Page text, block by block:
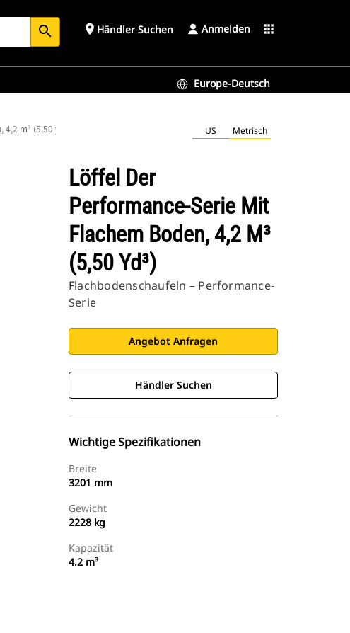
search place Händler Suchen Anmelden apps
Europe-Deutsch
m³ (5,50 yd³) US Metrisch
Löffel Der
Performance-Serie Mit
Flachem Boden, 4,2 M³
(5,50 Yd³)
Flachbodenschaufeln – Performance-
Serie
Angebot Anfragen
Händler Suchen
Wichtige Spezifikationen
Breite
3201 mm
Gewicht
2228 kg
Kapazität
4.2 m³